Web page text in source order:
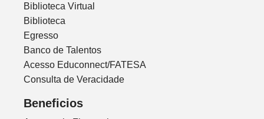
Biblioteca Virtual
Biblioteca
Egresso
Banco de Talentos
Acesso Educonnect/FATESA
Consulta de Veracidade
Beneficios